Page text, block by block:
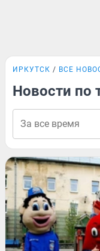
ИРКУТСК ВСЕ
Новости по